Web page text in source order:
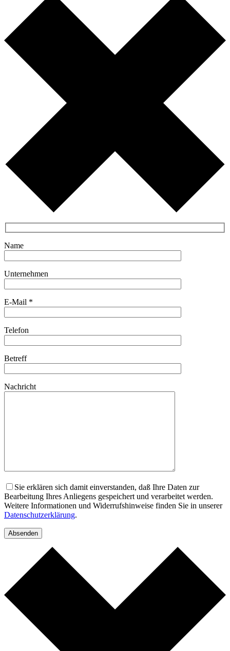
Name
Unternehmen
E-Mail *
Telefon
Betreff
Nachricht
Sie erklären sich damit einverstanden, daß Ihre Daten zur
Bearbeitung Ihres Anliegens gespeichert und verarbeitet werden.
Weitere Informationen und Widerrufshinweise finden Sie in unserer
Datenschutzerklärung.